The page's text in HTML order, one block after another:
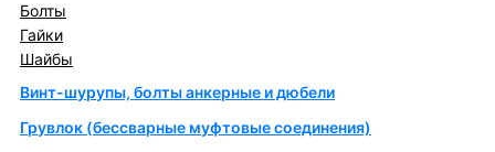
Болты
Гайки
Шайбы
Винт-шурупы, болты анкерные и дюбели
Грувлок (бессварные муфтовые соединения)